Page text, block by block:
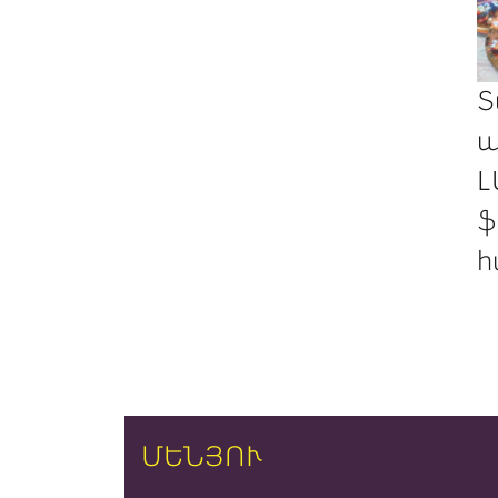
ՄԵՆՅՈՒ